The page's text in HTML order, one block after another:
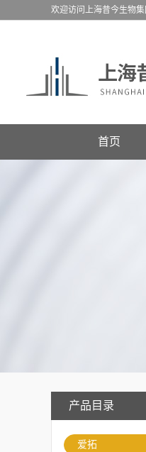
欢迎访问上海昔今生物集
首页
产品目录
爱拓